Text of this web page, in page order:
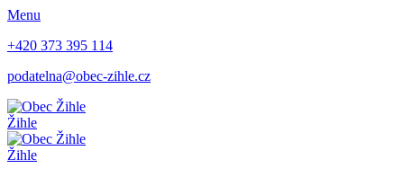
Menu
+420 373 395 114
podatelna@obec-zihle.cz
Žihle
Žihle